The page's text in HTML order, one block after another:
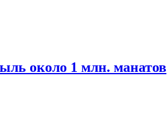
около 1 млн. манатов